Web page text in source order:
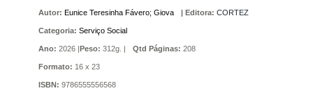
Autor: Eunice Teresinha Fávero; Giova | Editora: CORTEZ
Categoria: Serviço Social
Ano: 2026 |Peso: 312g. | Qtd Páginas: 208
Formato: 16 x 23
ISBN: 9786555556568